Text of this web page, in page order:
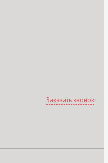
Заказать звонок